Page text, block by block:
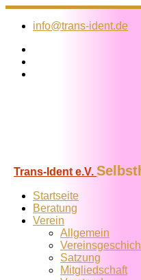
Zum
Inhalt
info@trans-ident.de
Trans-Ident e.V.
Startseite
Beratung
Verein
Allgemein
Satzung
Mitglied­schaft